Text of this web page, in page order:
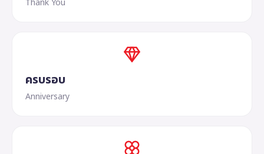
Thank You
ครบรอบ
Anniversary